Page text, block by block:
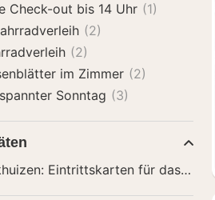
Check-out bis 14 Uhr (1)
(2)
(2)
im Zimmer (2)
Sonntag (3)
Eintrittskarten für das